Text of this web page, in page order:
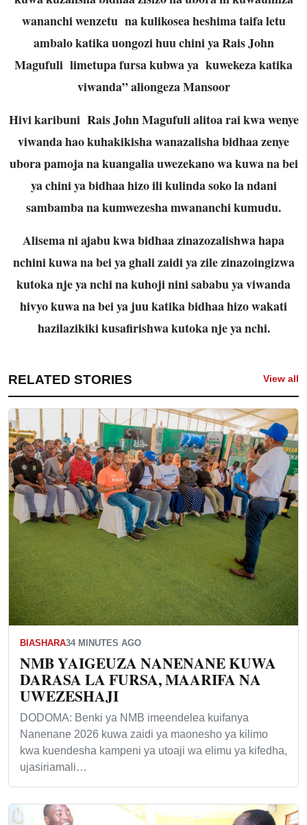
wananchi wenzetu na kulikosea heshima taifa letu
ambalo katika uongozi huu chini ya Rais John
Magufuli limetupa fursa kubwa ya kuwekeza katika
viwanda” aliongeza Mansoor
Hivi karibuni Rais John Magufuli alitoa rai kwa wenye
viwanda hao kuhakikisha wanazalisha bidhaa zenye
ubora pamoja na kuangalia uwezekano wa kuwa na bei
ya chini ya bidhaa hizo ili kulinda soko la ndani
sambamba na kumwezesha mwananchi kumudu.
Alisema ni ajabu kwa bidhaa zinazozalishwa hapa
nchini kuwa na bei ya ghali zaidi ya zile zinazoingizwa
kutoka nje ya nchi na kuhoji nini sababu ya viwanda
hivyo kuwa na bei ya juu katika bidhaa hizo wakati
hazilazikiki kusafirishwa kutoka nje ya nchi.
RELATED STORIES View all
BIASHARA34 MINUTES AGO
NMB YAIGEUZA NANENANE KUWA
DARASA LA FURSA, MAARIFA NA
UWEZESHAJI
DODOMA: Benki ya NMB imeendelea kuifanya
Nanenane 2026 kuwa zaidi ya maonesho ya kilimo
kwa kuendesha kampeni ya utoaji wa elimu ya kifedha,
ujasiriamali…